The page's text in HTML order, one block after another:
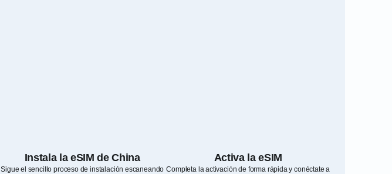
Instala la eSIM de China
Sigue el sencillo proceso de instalación escaneando
Activa la eSIM
Completa la activación de forma rápida y conéctate a